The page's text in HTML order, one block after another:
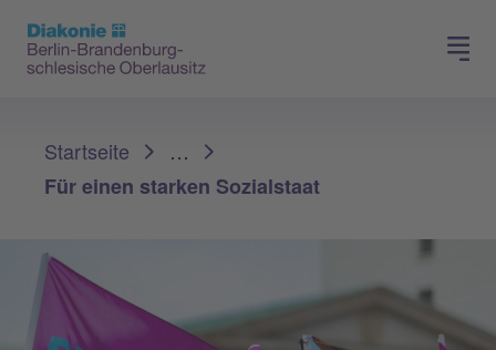
Presse
Startseite
…
Für einen starken Sozialstaat